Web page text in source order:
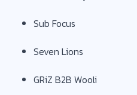
Sub Focus
Seven Lions
GRiZ B2B Wooli